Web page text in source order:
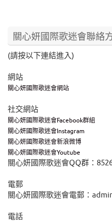
關心妍國際歌迷會聯絡
(請按以下連結進入)
網站
關心妍國際歌迷會網站
社交網站
關心妍國際歌迷會Facebook群組
關心妍國際歌迷會Instagram
關心妍國際歌迷會新浪微博
關心妍國際歌迷會Youtube
關心妍國際歌迷會QQ群：
電郵
關心妍國際歌迷會電郵：
電話